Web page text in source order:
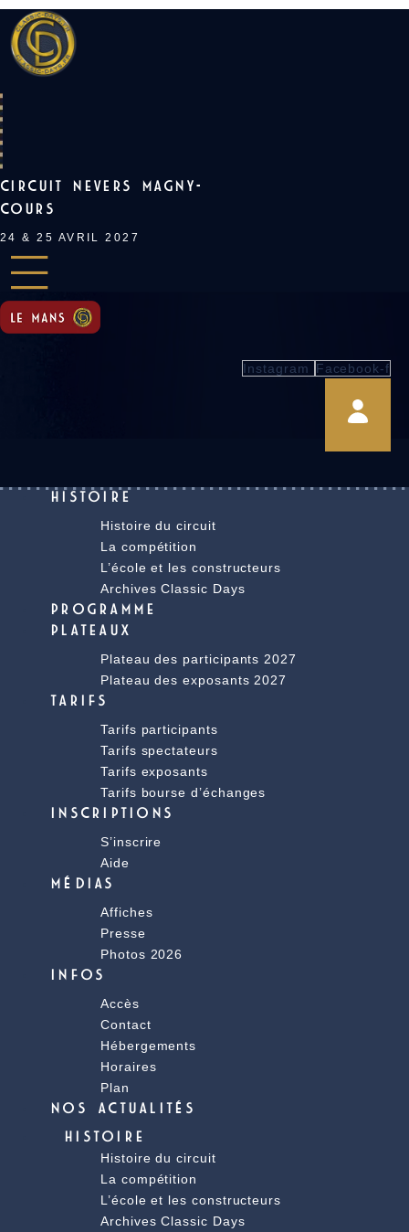
Skip
to
content
CIRCUIT NEVERS MAGNY-
COURS
24 & 25 AVRIL 2027
Instagram Facebook-f
HISTOIRE
Histoire du circuit
La compétition
L’école et les constructeurs
Archives Classic Days
PROGRAMME
PLATEAUX
Plateau des participants 2027
Plateau des exposants 2027
TARIFS
Tarifs participants
Tarifs spectateurs
Tarifs exposants
Tarifs bourse d’échanges
INSCRIPTIONS
S’inscrire
Aide
MÉDIAS
Affiches
Presse
Photos 2026
INFOS
Accès
Contact
Hébergements
Horaires
Plan
NOS ACTUALITÉS
HISTOIRE
Histoire du circuit
La compétition
L’école et les constructeurs
Archives Classic Days